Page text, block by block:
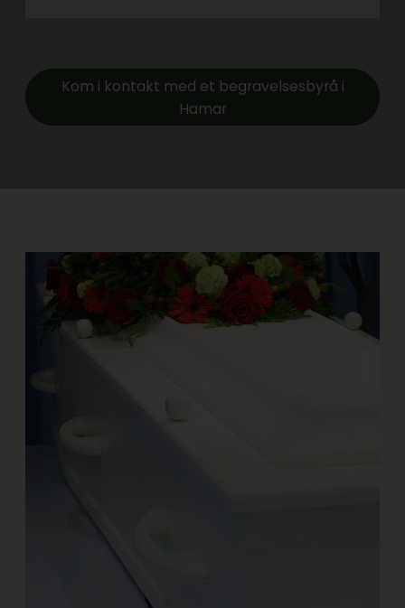
Kom i kontakt med et begravelsesbyrå i
Hamar